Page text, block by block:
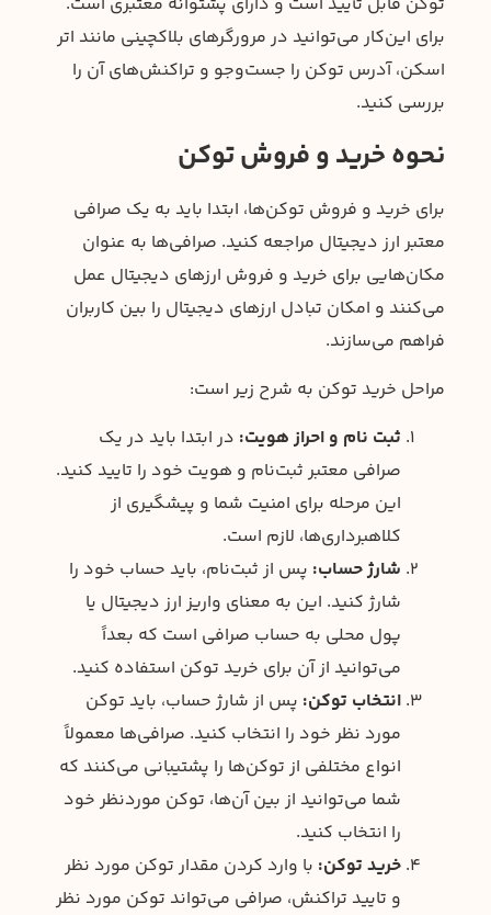
برای این‌کار می‌توانید در مرورگرهای بلاکچینی مانند اتر
اسکن، آدرس توکن را جست‌و‌جو و تراکنش‌های آن را
بررسی کنید.
نحوه خرید و فروش توکن
برای خرید و فروش توکن‌ها، ابتدا باید به یک صرافی
معتبر ارز دیجیتال مراجعه کنید. صرافی‌ها به عنوان
مکان‌هایی برای خرید و فروش ارزهای دیجیتال عمل
می‌کنند و امکان تبادل ارزهای دیجیتال را بین کاربران
فراهم می‌سازند.
مراحل خرید توکن به شرح زیر است:
ثبت نام و احراز هویت: در ابتدا باید در یک
صرافی معتبر ثبت‌نام و هویت خود را تایید کنید.
این مرحله برای امنیت شما و پیشگیری از
کلاهبرداری‌ها، لازم است.
شارژ حساب: پس از ثبت‌نام، باید حساب خود را
شارژ کنید. این به معنای واریز ارز دیجیتال یا
پول محلی به حساب صرافی است که بعداً
می‌توانید از آن برای خرید توکن استفاده کنید.
انتخاب توکن: پس از شارژ حساب، باید توکن
مورد نظر خود را انتخاب کنید. صرافی‌ها معمولاً
انواع مختلفی از توکن‌ها را پشتیبانی می‌کنند که
شما می‌توانید از بین آن‌ها، توکن موردنظر خود
را انتخاب کنید.
خرید توکن: با وارد کردن مقدار توکن مورد نظر
و تایید تراکنش، صرافی می‌تواند توکن مورد نظر